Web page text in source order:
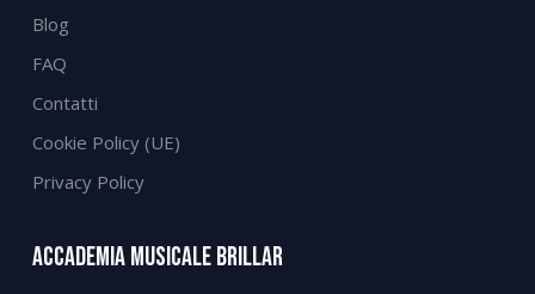
Blog
FAQ
Contatti
Cookie Policy (UE)
Privacy Policy
Accademia Musicale Brillar